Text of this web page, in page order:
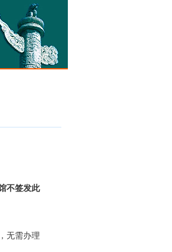
不签发此
无需办理